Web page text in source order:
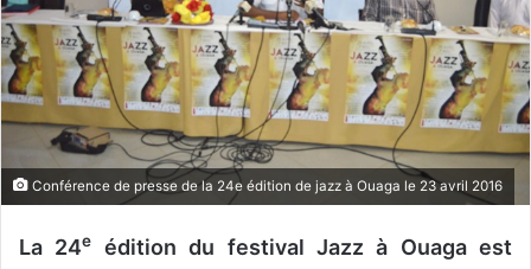
u
o
u
r
e
Conférence de presse de la 24e édition de jazz à Ouaga le 23 avril 2016
La 24e
édition du festival Jazz à Ouaga est